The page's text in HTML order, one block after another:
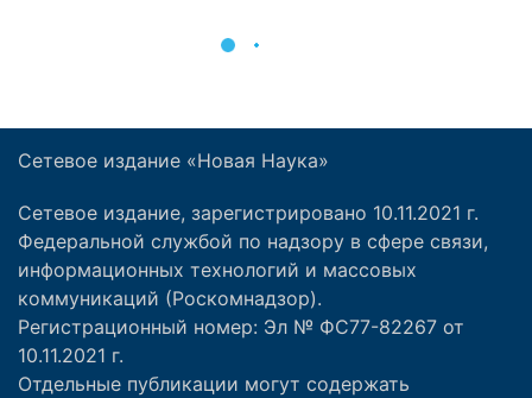
Сетевое издание «Новая Наука»
Сетевое издание, зарегистрировано 10.11.2021 г.
Федеральной службой по надзору в сфере связи,
информационных технологий и массовых
коммуникаций (Роскомнадзор).
Регистрационный номер: Эл № ФС77-82267 от
10.11.2021 г.
Отдельные публикации могут содержать